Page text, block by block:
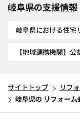
岐阜県の支援情報
岐阜県における住宅
【地域連携機関】
サイトトップ
リフ
岐阜県の リフォーム